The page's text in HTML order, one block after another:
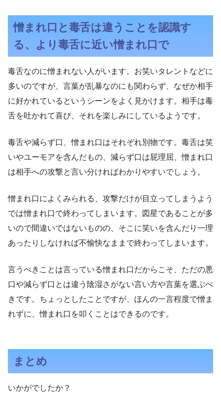
憎まれ口と毒舌は違うことを認識す
る、より毒舌に近い憎まれ口で
毒舌なのに憎まれない人がいます。お笑いタレントなどに
多いのですが、言葉が乱暴なのにも関わらず、なぜか相手
に好かれているというシーンをよく見かけます。相手は毒
舌を吐かれて喜び、それを楽しみにしているようです。
毒舌や減らず口、憎まれ口はそれぞれ別物です。毒舌は笑
いやユーモアを含んだもの、減らず口は屁理屈、憎まれ口
は相手への攻撃と言い分ければわかりやすいでしょう。
憎まれ口によくみられる、攻撃だけが目立ってしまうよう
では憎まれ口で終わってしまいます。図星であることが多
いので間違いではないものの、そこに笑いを含んだり一理
あったりしなければ不愉快なままで終わってしまいます。
言うべきことは言っている憎まれ口だからこそ、ただの悪
口や減らず口とは違う陰湿さがない言い方や言葉を選ぶべ
きです。ちょっとしたことですが、ほんの一言程度で憎ま
れずに、憎まれ口を叩くことはできるのです。
まとめ
いかがでしたか？